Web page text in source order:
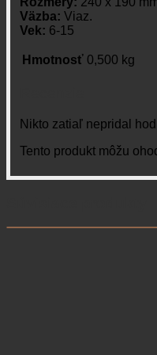
Väzba: Viaz.
Vek: 6-15
Hmotnosť 0,500 kg
Nikto zatiaľ nepridal
Tento produkt môžu